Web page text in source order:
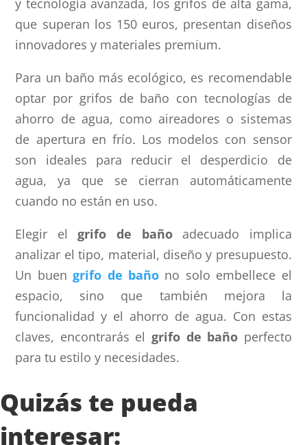
y tecnología avanzada, los grifos de alta gama,
que superan los 150 euros, presentan diseños
innovadores y materiales premium.
Para un baño más ecológico, es recomendable
optar por grifos de baño con tecnologías de
ahorro de agua, como aireadores o sistemas
de apertura en frío. Los modelos con sensor
son ideales para reducir el desperdicio de
agua, ya que se cierran automáticamente
cuando no están en uso.
Elegir elgrifo de bañoadecuado implica
analizar el tipo, material, diseño y presupuesto.
Un buengrifo de baño no solo embellece el
espacio, sino que también mejora la
funcionalidad y el ahorro de agua. Con estas
claves, encontrarás el grifo de baño perfecto
para tu estilo y necesidades.
Quizás te pueda
interesar: